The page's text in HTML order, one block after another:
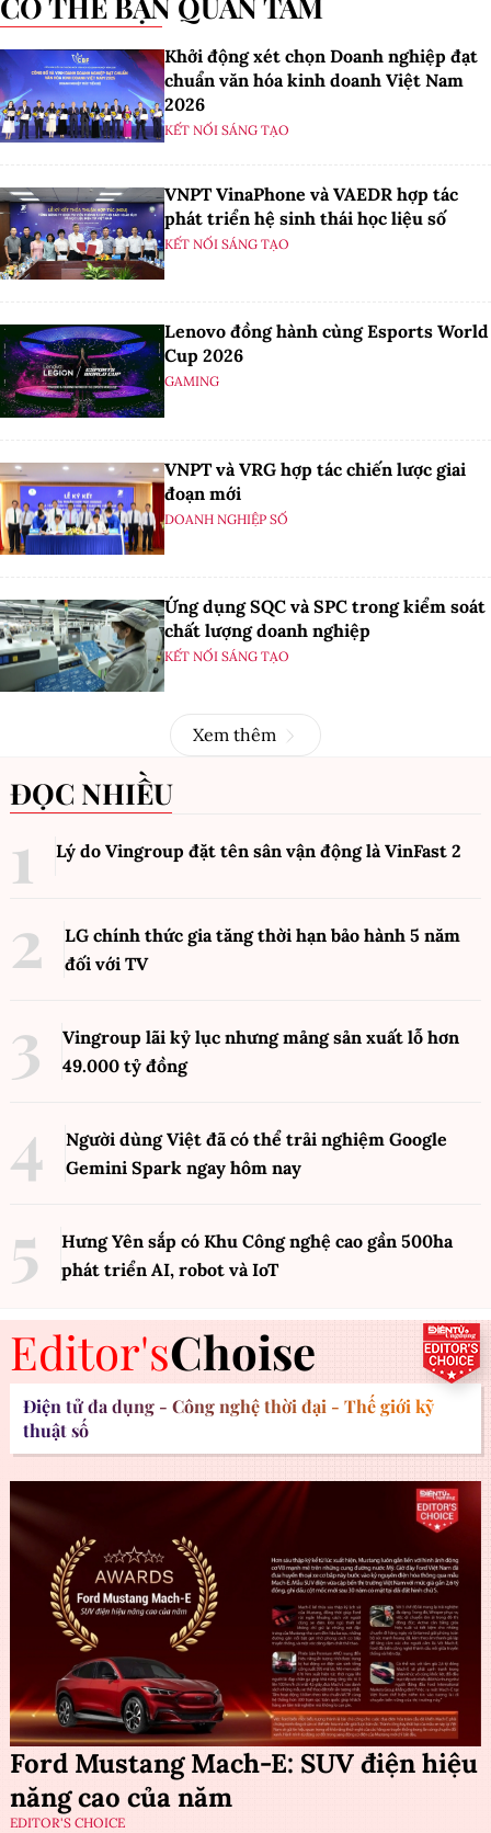
Khởi động xét chọn Doanh nghiệp đạt
chuẩn văn hóa kinh doanh Việt Nam
2026
KẾT NỐI SÁNG TẠO
VNPT VinaPhone và VAEDR hợp tác
phát triển hệ sinh thái học liệu số
KẾT NỐI SÁNG TẠO
Lenovo đồng hành cùng Esports World
Cup 2026
GAMING
VNPT và VRG hợp tác chiến lược giai
đoạn mới
DOANH NGHIỆP SỐ
Ứng dụng SQC và SPC trong kiểm soát
chất lượng doanh nghiệp
KẾT NỐI SÁNG TẠO
Xem thêm
ĐỌC NHIỀU
Lý do Vingroup đặt tên sân vận động là VinFast 2
LG chính thức gia tăng thời hạn bảo hành 5 năm
đối với TV
Vingroup lãi kỷ lục nhưng mảng sản xuất lỗ hơn
49.000 tỷ đồng
Người dùng Việt đã có thể trải nghiệm Google
Gemini Spark ngay hôm nay
Hưng Yên sắp có Khu Công nghệ cao gần 500ha
phát triển AI, robot và IoT
Editor'sChoise
Điện tử đa dụng - Công nghệ thời đại - Thế giới kỹ
thuật số
Ford Mustang Mach-E: SUV điện hiệu
năng cao của năm
EDITOR'S CHOICE